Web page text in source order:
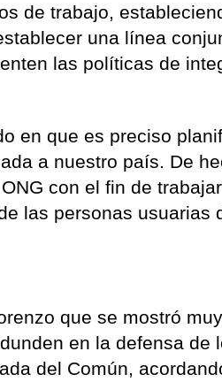
de trabajo,
una línea
las políticas de
en que es preciso
a nuestro país. De
con el fin de
las personas usuarias
que se mostró
en la defensa de
del Común,